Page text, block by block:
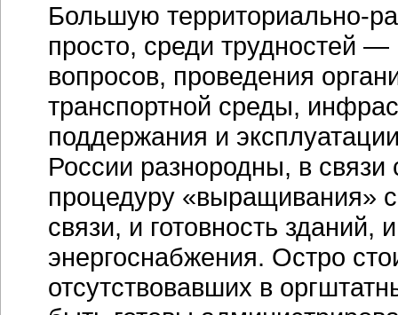
Большую территориально-
просто, среди трудностей
вопросов, проведения
транспортной среды,
поддержания и
России разнородны, в
процедуру «выращивания»
связи, и готовность зданий,
энергоснабжения. Остро
отсутствовавших в